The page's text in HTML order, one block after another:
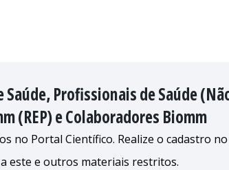
Profissionais de Saúde
(REP) e Colaboradores Biomm
no Portal Científico. Realize o cadastro
este e outros materiais restritos.